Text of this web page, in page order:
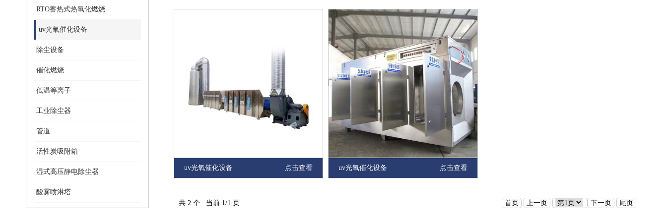
RTO蓄热式热氧化燃烧
uv光氧催化设备
除尘设备
催化燃烧
低温等离子
工业除尘器
管道
活性炭吸附箱
湿式高压静电除尘器
酸雾喷淋塔
uv光氧催化设备 点击查看 uv光氧催化设备 点击查看
共 2 个 当前 1/1 页 首页 上一页 下一页 尾页